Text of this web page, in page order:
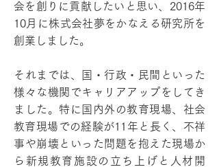
会を創りに貢献したいと思い、2016年
10月に株式会社夢をかなえる研究所を
創業しました。
それまでは、国・行政・民間といった
様々な機関でキャリアアップをしてき
ました。特に国内外の教育現場、社会
教育現場での経験が11年と長く、不祥
事や崩壊といった問題を抱えた現場か
ら新規教育施設の立ち上げと人材開